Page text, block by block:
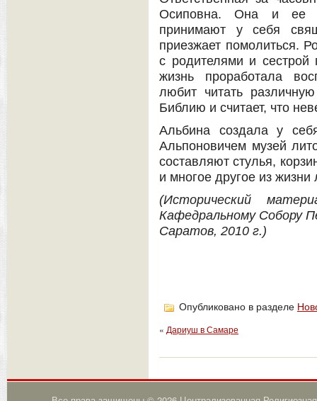
Осиповна. Она и ее
принимают у себя
приезжает помолиться.
с родителями и
жизнь проработала
любит читать
Библию и считает, что
Альбина создала у
Альпоновичем музей
составляют стулья,
и многое другое из жизни
(Исторический
Кафедральному Собору
Саратов, 2010 г.)
Опубликовано в разделе
« Дариуш в Самаре